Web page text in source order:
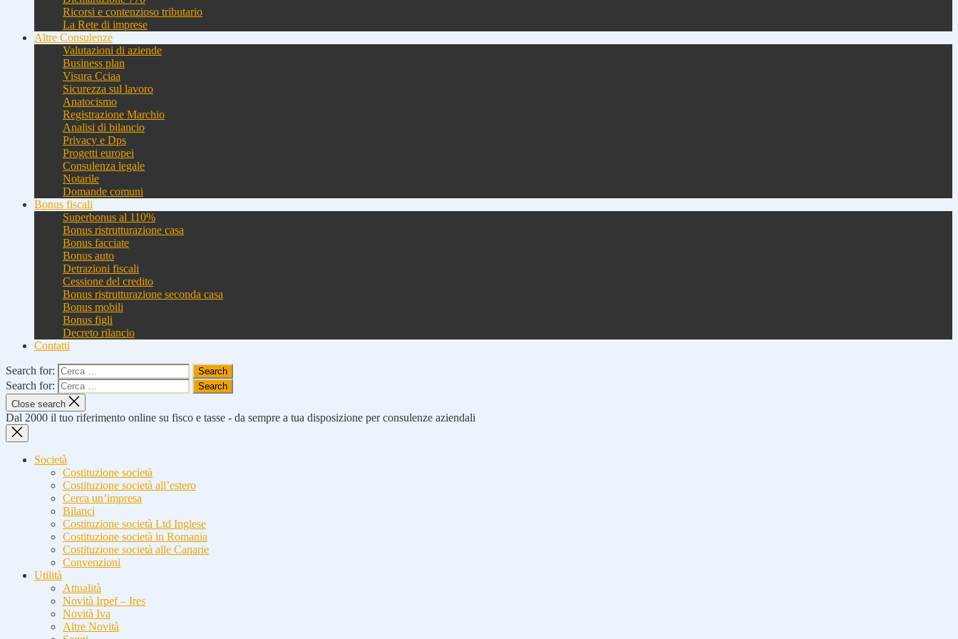
Ricorsi e contenzioso tributario
La Rete di imprese
Altre Consulenze
Valutazioni di aziende
Business plan
Visura Cciaa
Sicurezza sul lavoro
Anatocismo
Registrazione Marchio
Analisi di bilancio
Privacy e Dps
Progetti europei
Consulenza legale
Notarile
Domande comuni
Bonus fiscali
Superbonus al 110%
Bonus ristrutturazione casa
Bonus facciate
Bonus auto
Detrazioni fiscali
Cessione del credito
Bonus ristrutturazione seconda casa
Bonus mobili
Bonus figli
Decreto rilancio
Contatti
Search for:
Search for:
Close search
Dal 2000 il tuo riferimento online su fisco e tasse - da sempre a tua disposizione per consulenze aziendali
Società
Costituzione società
Costituzione società all’estero
Cerca un’impresa
Bilanci
Costituzione società Ltd Inglese
Costituzione società in Romania
Costituzione società alle Canarie
Convenzioni
Utilità
Attualità
Novità Irpef – Ires
Novità Iva
Altre Novità